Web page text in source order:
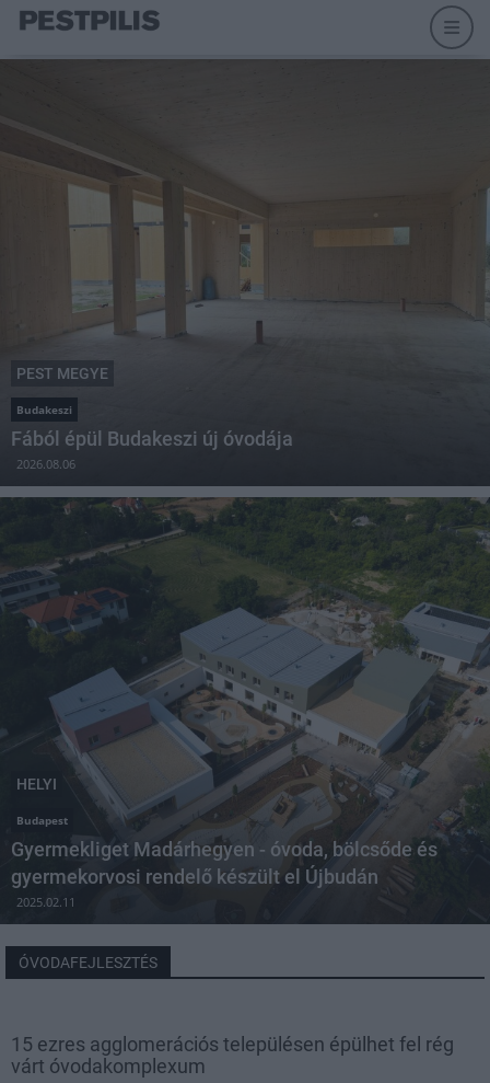
PEST MEGYE
Budakeszi
Fából épül Budakeszi új óvodája
2026.08.06
HELYI
Budapest
Gyermekliget Madárhegyen - óvoda, bölcsőde és
gyermekorvosi rendelő készült el Újbudán
2025.02.11
ÓVODAFEJLESZTÉS
15 ezres agglomerációs településen épülhet fel rég
várt óvodakomplexum